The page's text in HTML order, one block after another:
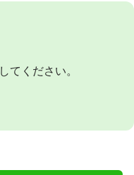
してください。